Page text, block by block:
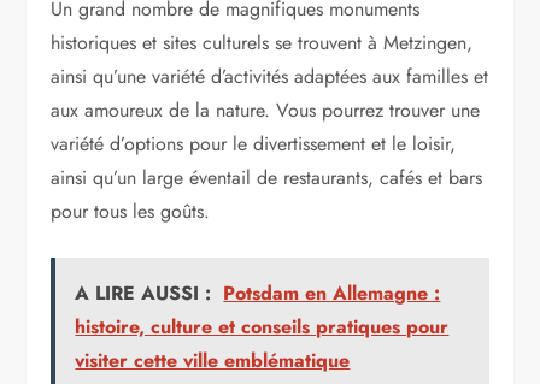
Un grand nombre de magnifiques monuments
historiques et sites culturels se trouvent à Metzingen,
ainsi qu’une variété d’activités adaptées aux familles et
aux amoureux de la nature. Vous pourrez trouver une
variété d’options pour le divertissement et le loisir,
ainsi qu’un large éventail de restaurants, cafés et bars
pour tous les goûts.
A LIRE AUSSI : Potsdam en Allemagne :
histoire, culture et conseils pratiques pour
visiter cette ville emblématique